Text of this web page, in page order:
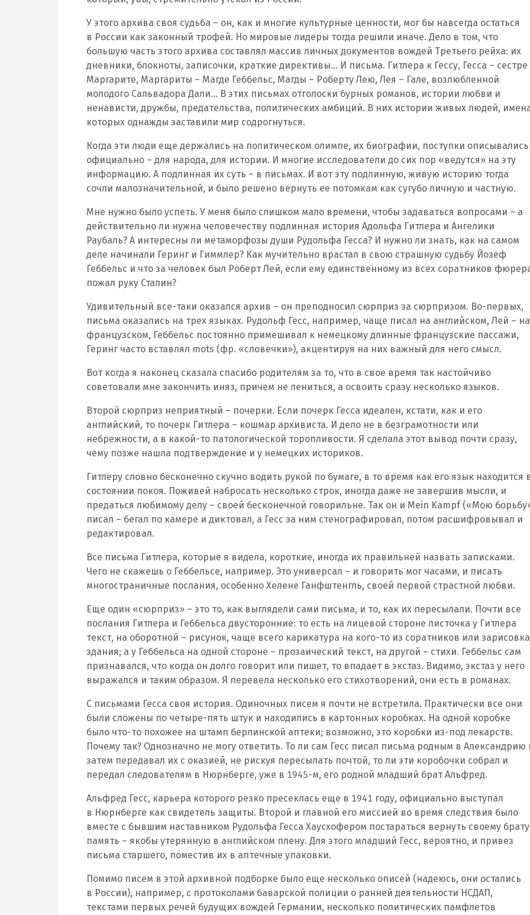
У этого архива своя судьба – он, как и многие культурные ценности, мог бы навсегда остаться
в России как законный трофей. Но мировые лидеры тогда решили иначе. Дело в том, что
большую часть этого архива составлял массив личных документов вождей Третьего рейха: их
дневники, блокноты, записочки, краткие директивы… И письма. Гитлера к Гессу, Гесса – сестре
Маргарите, Маргариты – Магде Геббельс, Магды – Роберту Лею, Лея – Гале, возлюбленной
молодого Сальвадора Дали… В этих письмах отголоски бурных романов, истории любви и
ненависти, дружбы, предательства, политических амбиций. В них истории живых людей,
которых однажды заставили мир содрогнуться.
Когда эти люди еще держались на политическом олимпе, их биографии, поступки описывались
официально – для народа, для истории. И многие исследователи до сих пор «ведутся» на эту
информацию. А подлинная их суть – в письмах. И вот эту подлинную, живую историю тогда
сочли малозначительной, и было решено вернуть ее потомкам как сугубо личную и частную.
Мне нужно было успеть. У меня было слишком мало времени, чтобы задаваться вопросами – а
действительно ли нужна человечеству подлинная история Адольфа Гитлера и Ангелики
Раубаль? А интересны ли метаморфозы души Рудольфа Гесса? И нужно ли знать, как на самом
деле начинали Геринг и Гиммлер? Как мучительно врастал в свою страшную судьбу Йозеф
Геббельс и что за человек был Роберт Лей, если ему единственному из всех соратников
пожал руку Сталин?
Удивительный все-таки оказался архив – он преподносил сюрприз за сюрпризом. Во-первых,
письма оказались на трех языках. Рудольф Гесс, например, чаще писал на английском, Лей – на
французском, Геббельс постоянно примешивал к немецкому длинные французские пассажи,
Геринг часто вставлял mots (фр. «словечки»), акцентируя на них важный для него смысл.
Вот когда я наконец сказала спасибо родителям за то, что в свое время так настойчиво
советовали мне закончить иняз, причем не лениться, а освоить сразу несколько языков.
Второй сюрприз неприятный – почерки. Если почерк Гесса идеален, кстати, как и его
английский, то почерк Гитлера – кошмар архивиста. И дело не в безграмотности или
небрежности, а в какой-то патологической торопливости. Я сделала этот вывод почти сразу,
чему позже нашла подтверждение и у немецких историков.
Гитлеру словно бесконечно скучно водить рукой по бумаге, в то время как его язык находится
состоянии покоя. Поживей набросать несколько строк, иногда даже не завершив мысли, и
предаться любимому делу – своей бесконечной говорильне. Так он и Mein Kampf («Мою
писал – бегал по камере и диктовал, а Гесс за ним стенографировал, потом расшифровывал и
редактировал.
Все письма Гитлера, которые я видела, короткие, иногда их правильней назвать записками.
Чего не скажешь о Геббельсе, например. Это универсал – и говорить мог часами, и писать
многостраничные послания, особенно Хелене Ганфштенгль, своей первой страстной любви.
Еще один «сюрприз» – это то, как выглядели сами письма, и то, как их пересылали. Почти все
послания Гитлера и Геббельса двусторонние: то есть на лицевой стороне листочка у Гитлера
текст, на оборотной – рисунок, чаще всего карикатура на кого-то из соратников или зарисовка
здания; а у Геббельса на одной стороне – прозаический текст, на другой – стихи. Геббельс сам
признавался, что когда он долго говорит или пишет, то впадает в экстаз. Видимо, экстаз у него
выражался и таким образом. Я перевела несколько его стихотворений, они есть в романах.
С письмами Гесса своя история. Одиночных писем я почти не встретила. Практически все они
были сложены по четыре-пять штук и находились в картонных коробках. На одной коробке
было что-то похожее на штамп берлинской аптеки; возможно, это коробки из-под лекарств.
Почему так? Однозначно не могу ответить. То ли сам Гесс писал письма родным в Александрию
затем передавал их с оказией, не рискуя пересылать почтой, то ли эти коробочки собрал и
передал следователям в Нюрнберге, уже в 1945-м, его родной младший брат Альфред.
Альфред Гесс, карьера которого резко пресеклась еще в 1941 году, официально выступал
в Нюрнберге как свидетель защиты. Второй и главной его миссией во время следствия было
вместе с бывшим наставником Рудольфа Гесса Хаусхофером постараться вернуть своему брату
память – якобы утерянную в английском плену. Для этого младший Гесс, вероятно, и привез
письма старшего, поместив их в аптечные упаковки.
Помимо писем в этой архивной подборке было еще несколько описей (надеюсь, они остались
в России), например, с протоколами баварской полиции о ранней деятельности НСДАП,
текстами первых речей будущих вождей Германии, несколько политических памфлетов